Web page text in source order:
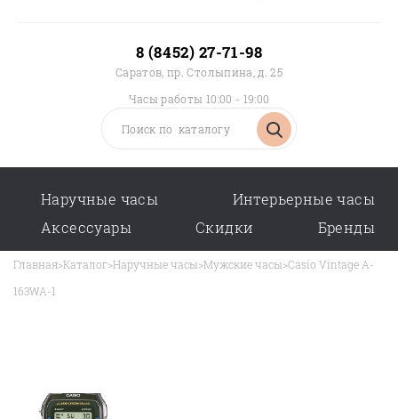
8 (8452) 27-71-98
Саратов, пр. Столыпина, д. 25
Часы работы 10:00 - 19:00
Наручные часы
Интерьерные часы
Аксессуары
Скидки Бренды
Главная>Каталог>Наручные часы>Мужские часы>Casio Vintage A-
163WA-1